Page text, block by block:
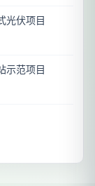
光伏项目
示范项目